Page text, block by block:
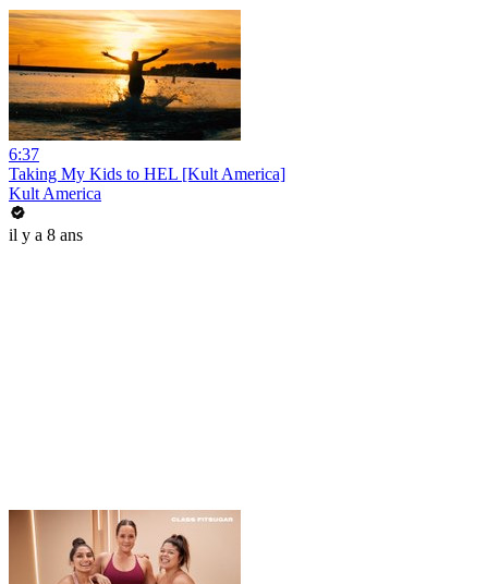
6:37
Taking My Kids to HEL [Kult America]
Kult America
il y a 8 ans